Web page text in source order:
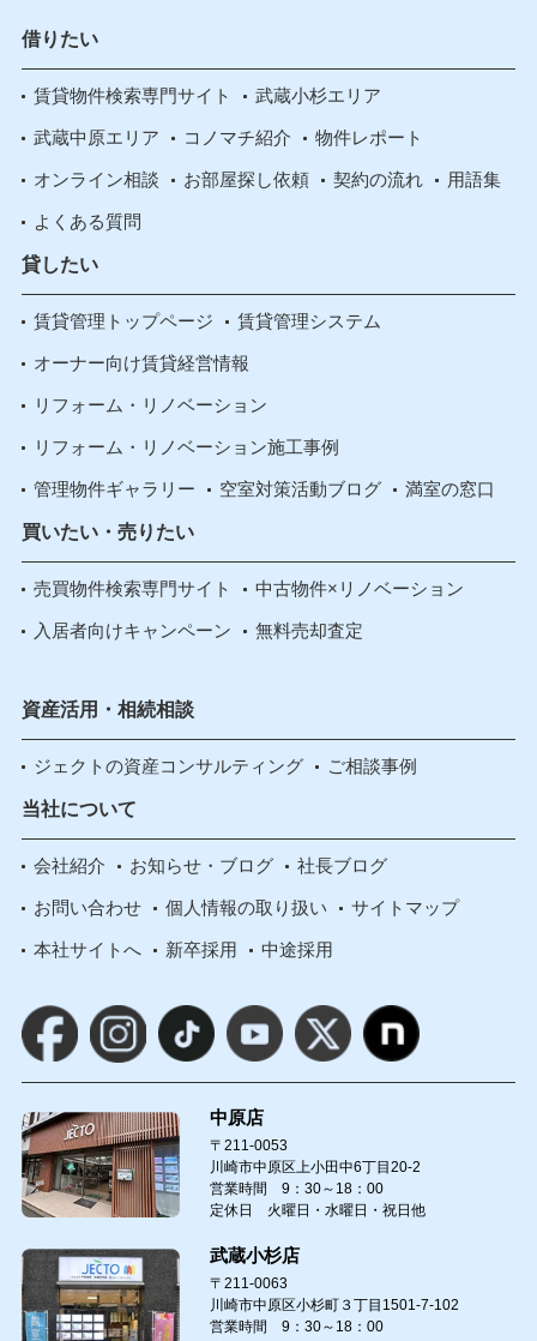
借りたい
賃貸物件検索専門サイト 武蔵小杉エリア
武蔵中原エリア コノマチ紹介 物件レポート
オンライン相談 お部屋探し依頼 契約の流れ 用語集
よくある質問
貸したい
賃貸管理トップページ 賃貸管理システム
オーナー向け賃貸経営情報
リフォーム・リノベーション
リフォーム・リノベーション施工事例
管理物件ギャラリー 空室対策活動ブログ 満室の窓口
買いたい・売りたい
売買物件検索専門サイト 中古物件×リノベーション
入居者向けキャンペーン 無料売却査定
資産活用・相続相談
ジェクトの資産コンサルティング ご相談事例
当社について
会社紹介 お知らせ・ブログ 社長ブログ
お問い合わせ 個人情報の取り扱い サイトマップ
本社サイトへ 新卒採用 中途採用
中原店
〒211-0053
川崎市中原区上小田中6丁目20-2
営業時間 9：30～18：00
定休日 火曜日・水曜日・祝日他
武蔵小杉店
〒211-0063
川崎市中原区小杉町３丁目1501-7-102
営業時間 9：30～18：00